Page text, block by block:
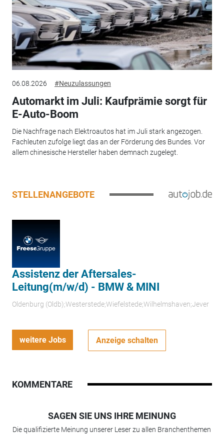
06.08.2026 #Neuzulassungen
Automarkt im Juli: Kaufprämie sorgt für
E-Auto-Boom
Die Nachfrage nach Elektroautos hat im Juli stark angezogen.
Fachleuten zufolge liegt das an der Förderung des Bundes. Vor
allem chinesische Hersteller haben demnach zugelegt.
STELLENANGEBOTE
Assistenz der Aftersales-
Leitung(m/w/d) - BMW & MINI
Oldenburg (Oldb);Westerstede;Wiefelstede;Wilhelmshaven;Jever
weitere Jobs Anzeige schalten
KOMMENTARE
SAGEN SIE UNS IHRE MEINUNG
Die qualifizierte Meinung unserer Leser zu allen Branchenthemen